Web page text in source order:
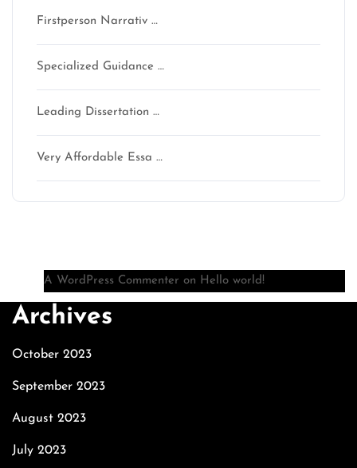
Firstperson Narrativ …
Specialized Guidance …
Leading Dissertation …
Very Affordable Essa …
A WordPress Commenter on Hello world!
Archives
October 2023
September 2023
August 2023
July 2023